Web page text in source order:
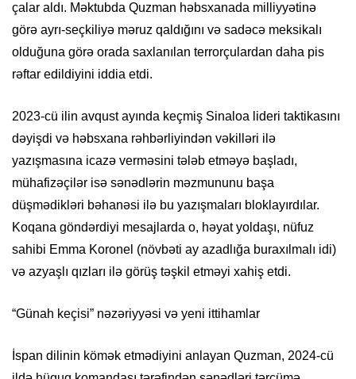
çalar aldı. Məktubda Quzman həbsxanada milliyyətinə
görə ayrı-seçkiliyə məruz qaldığını və sadəcə meksikalı
olduğuna görə orada saxlanılan terrorçulardan daha pis
rəftar edildiyini iddia etdi.
2023-cü ilin avqust ayında keçmiş Sinaloa lideri taktikasını
dəyişdi və həbsxana rəhbərliyindən vəkilləri ilə
yazışmasına icazə verməsini tələb etməyə başladı,
mühafizəçilər isə sənədlərin məzmununu başa
düşmədikləri bəhanəsi ilə bu yazışmaları bloklayırdılar.
Koqana göndərdiyi mesajlarda o, həyat yoldaşı, nüfuz
sahibi Emma Koronel (növbəti ay azadlığa buraxılmalı idi)
və azyaşlı qızları ilə görüş təşkil etməyi xahiş etdi.
“Günah keçisi” nəzəriyyəsi və yeni ittihamlar
İspan dilinin kömək etmədiyini anlayan Quzman, 2024-cü